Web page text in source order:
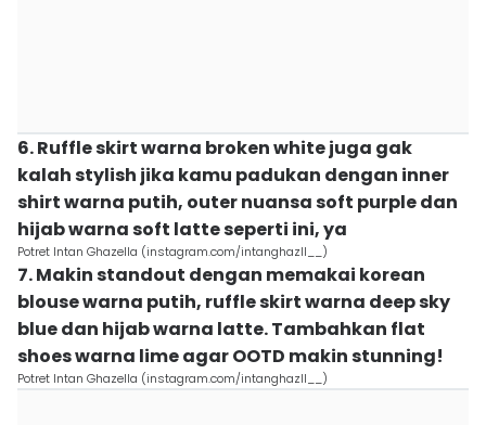
6. Ruffle skirt warna broken white juga gak
kalah stylish jika kamu padukan dengan inner
shirt warna putih, outer nuansa soft purple dan
hijab warna soft latte seperti ini, ya
Potret Intan Ghazella (instagram.com/intanghazll__)
7. Makin standout dengan memakai korean
blouse warna putih, ruffle skirt warna deep sky
blue dan hijab warna latte. Tambahkan flat
shoes warna lime agar OOTD makin stunning!
Potret Intan Ghazella (instagram.com/intanghazll__)